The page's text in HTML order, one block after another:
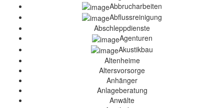
Abbrucharbeiten
Abflussreinigung
Abschleppdienste
Agenturen
Akustikbau
Altenheime
Altersvorsorge
Anhänger
Anlageberatung
Anwälte